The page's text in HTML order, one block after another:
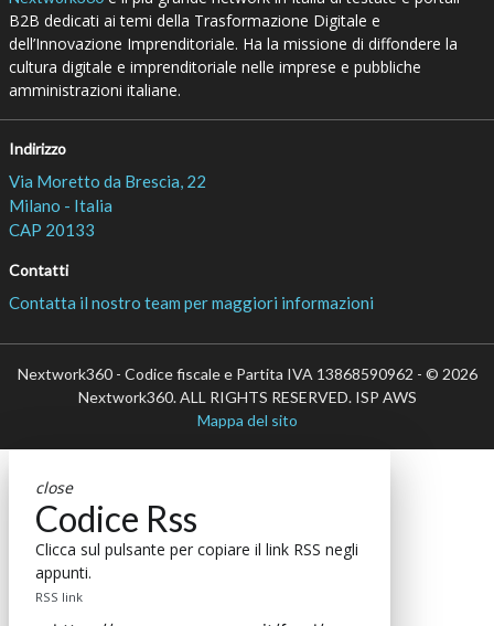
B2B dedicati ai temi della Trasformazione Digitale e
dell’Innovazione Imprenditoriale. Ha la missione di diffondere la
cultura digitale e imprenditoriale nelle imprese e pubbliche
amministrazioni italiane.
Indirizzo
Via Moretto da Brescia, 22
Milano - Italia
CAP 20133
Contatti
Contatta il nostro team per maggiori informazioni
Nextwork360 - Codice fiscale e Partita IVA 13868590962 - © 2026
Nextwork360. ALL RIGHTS RESERVED. ISP AWS
Mappa del sito
close
Codice Rss
Clicca sul pulsante per copiare il link RSS negli
appunti.
RSS link